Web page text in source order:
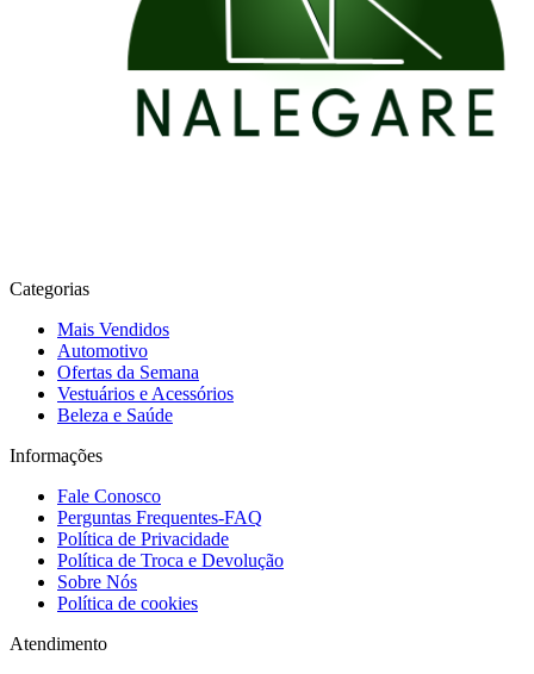
Categorias
Mais Vendidos
Automotivo
Ofertas da Semana
Vestuários e Acessórios
Beleza e Saúde
Informações
Fale Conosco
Perguntas Frequentes-FAQ
Política de Privacidade
Política de Troca e Devolução
Sobre Nós
Política de cookies
Atendimento